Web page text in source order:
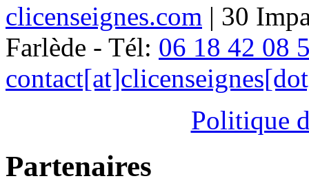
clicenseignes.com | 30
Farlède - Tél: 06 18 42 08
Politique
Partenaires